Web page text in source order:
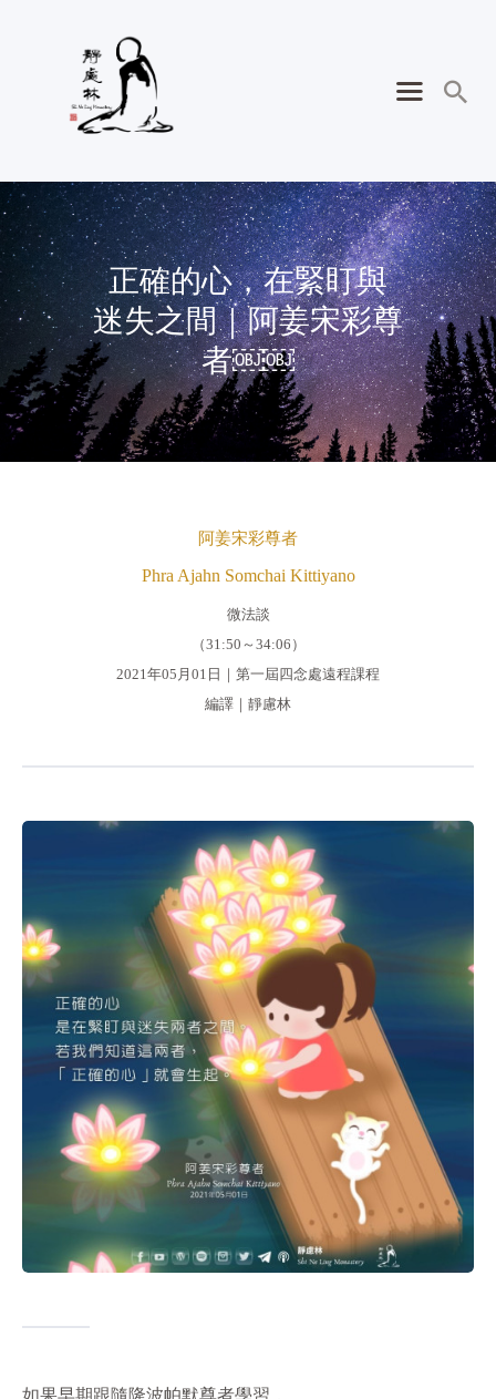
正確的心，在緊盯與
迷失之間｜阿姜宋彩尊
者￼￼
阿姜宋彩尊者
Phra Ajahn Somchai Kittiyano
微法談
（31:50～34:06）
2021年05月01日｜第一屆四念處遠程課程
編譯｜靜慮林
如果早期跟隨隆波帕默尊者學習，